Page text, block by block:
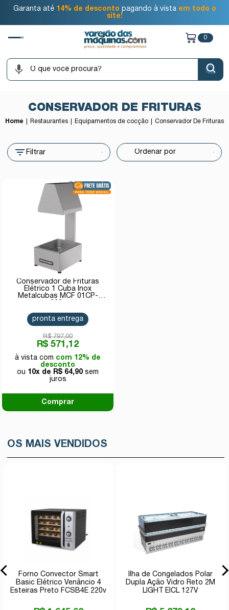
Garanta até 14% de desconto pagando à vista em todo o
site!
0
CONSERVADOR DE FRITURAS
Home Restaurantes Equipamentos de cocção Conservador De Frituras
Filtrar
Conservador de Frituras
Elétrico 1 Cuba Inox
Metalcubas MCF 01CP-
R$ 571,12
com 12% de
desconto
R$ 797,00
10x de R$ 64,90
pronta entrega
Comprar
OS MAIS VENDIDOS
Forno Convector Smart
Basic Elétrico Venâncio 4
Esteiras Preto FCSB4E 220v
Ilha de Congelados Polar
Dupla Ação Vidro Reto 2M
LIGHT EICL 127V